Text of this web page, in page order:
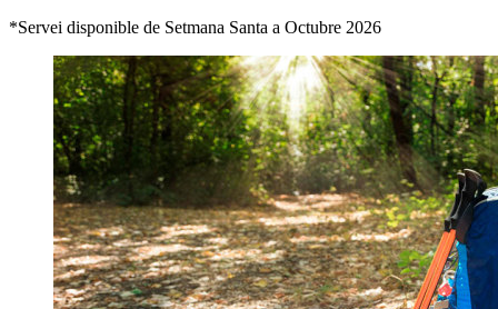
*Servei disponible de Setmana Santa a Octubre 2026